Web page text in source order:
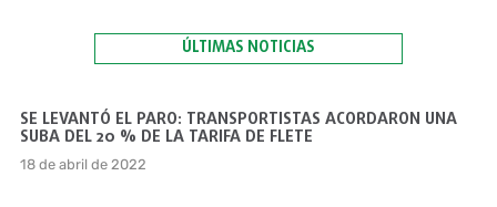
ÚLTIMAS NOTICIAS
SE LEVANTÓ EL PARO: TRANSPORTISTAS ACORDARON UNA
SUBA DEL 20 % DE LA TARIFA DE FLETE
18 de abril de 2022